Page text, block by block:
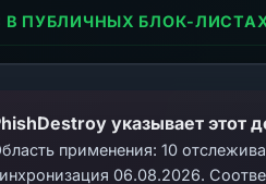
В ПУБЛИЧНЫХ БЛОК-
указывает этот
применения: 10
06.08.2026.